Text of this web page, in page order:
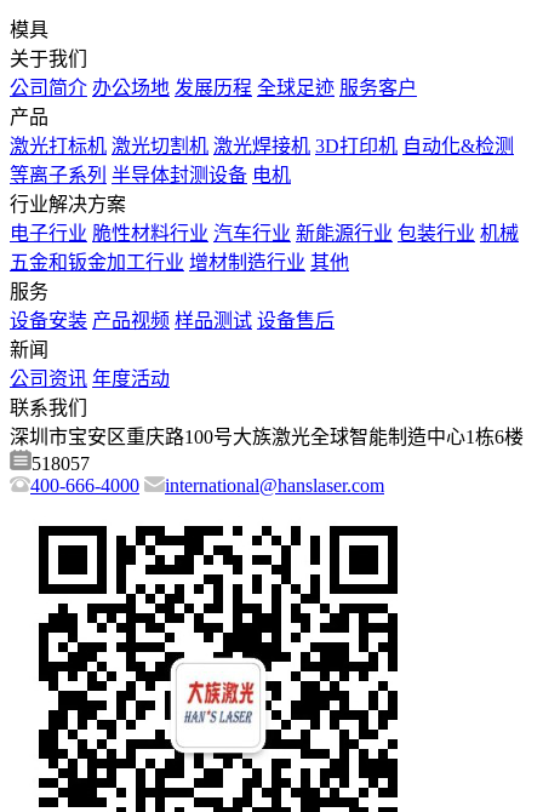
模具
关于我们
公司简介 办公场地 发展历程 全球足迹 服务客户
产品
激光打标机 激光切割机 激光焊接机 3D打印机 自动化&检测
等离子系列 半导体封测设备 电机
行业解决方案
电子行业 脆性材料行业 汽车行业 新能源行业 包装行业 机械
五金和钣金加工行业 增材制造行业 其他
服务
设备安装 产品视频 样品测试 设备售后
新闻
公司资讯 年度活动
联系我们
深圳市宝安区重庆路100号大族激光全球智能制造中心1栋6楼
518057
400-666-4000
international@hanslaser.com